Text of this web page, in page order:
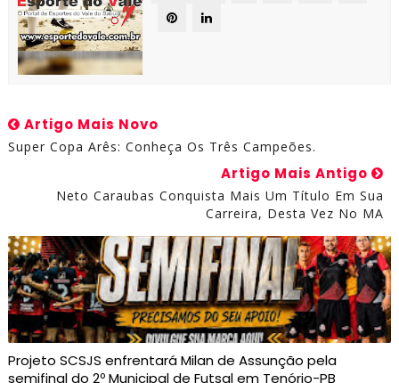
Artigo Mais Novo
Super Copa Arês: Conheça Os Três Campeões.
Artigo Mais Antigo
Neto Caraubas Conquista Mais Um Título Em Sua
Carreira, Desta Vez No MA
Projeto SCSJS enfrentará Milan de Assunção pela
semifinal do 2º Municipal de Futsal em Tenório-PB